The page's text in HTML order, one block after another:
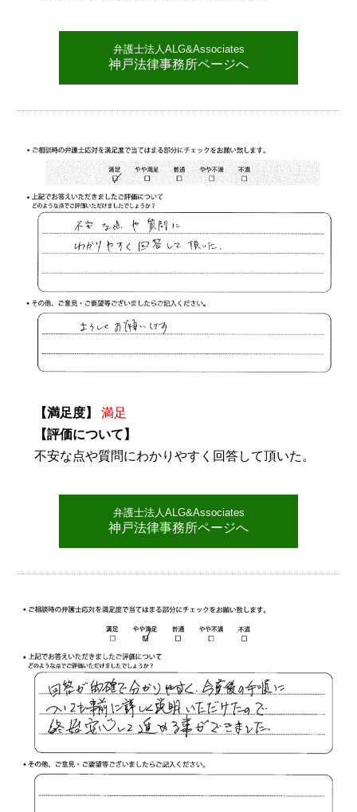
弁護士法人ALG&Associates
神戸法律事務所ページへ
【満足度】
満足
【評価について】
不安な点や質問にわかりやすく回答して頂いた。
弁護士法人ALG&Associates
神戸法律事務所ページへ